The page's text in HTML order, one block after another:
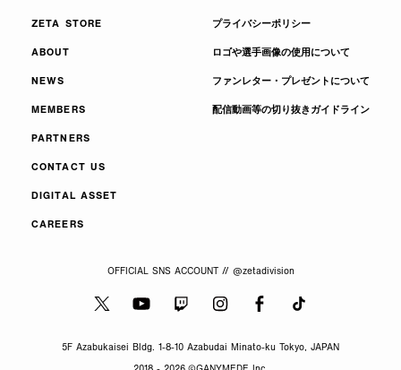
ZETA STORE
ABOUT
NEWS
MEMBERS
PARTNERS
CONTACT US
DIGITAL ASSET
CAREERS
プライバシーポリシー
ロゴや選手画像の使用について
ファンレター・プレゼントについて
配信動画等の切り抜きガイドライン
OFFICIAL SNS ACCOUNT // @zetadivision
5F Azabukaisei Bldg. 1-8-10 Azabudai Minato-ku Tokyo, JAPAN